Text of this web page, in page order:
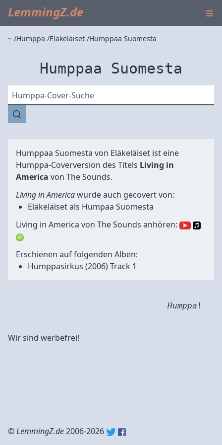
LemmingZ.de ≡
~ Humppa Eläkeläiset Humppaa Suomesta
Humppaa Suomesta
Humppa-Cover-Suche
Humppaa Suomesta von Eläkeläiset ist eine
Humppa-Coverversion des Titels Living in
America von The Sounds.
Living in Americawurde auch gecovert von:
Eläkeläisetals Humpaa Suomesta
Living in America von The Sounds anhören:
Erschienen auf folgenden Alben:
Humppasirkus (2006) Track 1
Humppa !
Wir sind werbefrei!
©LemmingZ.de2006-2026